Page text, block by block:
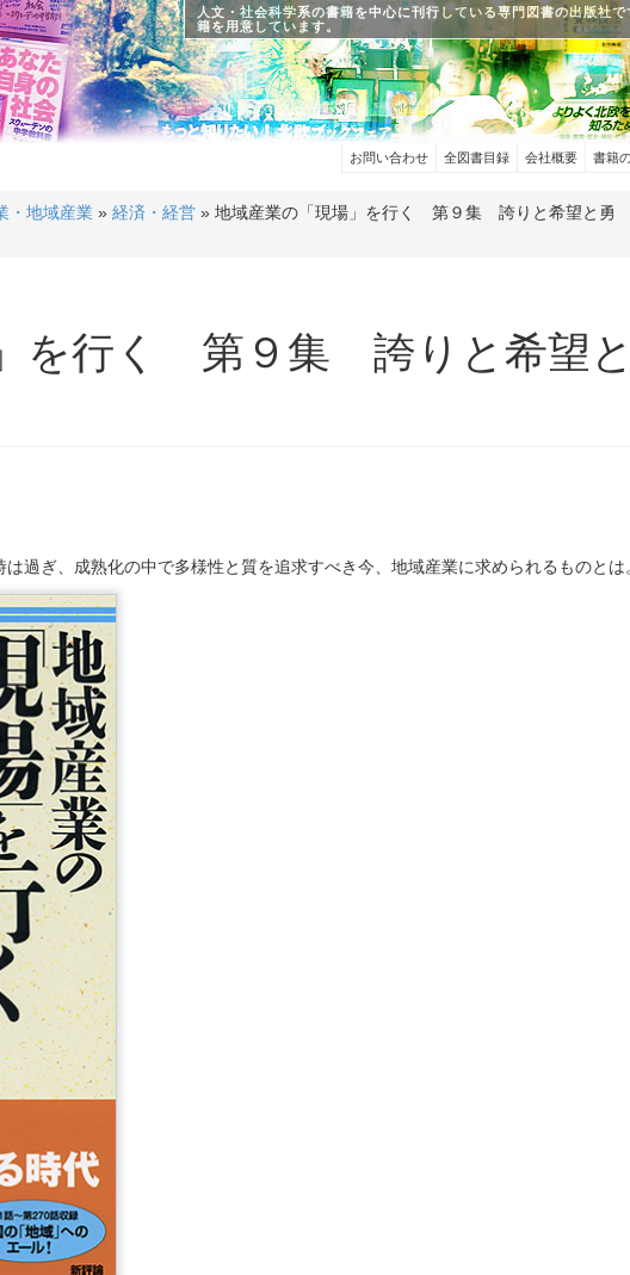
人文・社会科学系の書籍を中心に刊行している専門図書の出版社
籍を用意しています。
お問い合わせ 全図書目録 会社概要 書籍
・地域産業 » 経済・経営 » 地域産業の「現場」を行く 第９集 誇りと希望と勇
を行く 第９集 誇りと希望と
過ぎ、成熟化の中で多様性と質を追求すべき今、地域産業に求められるものとは